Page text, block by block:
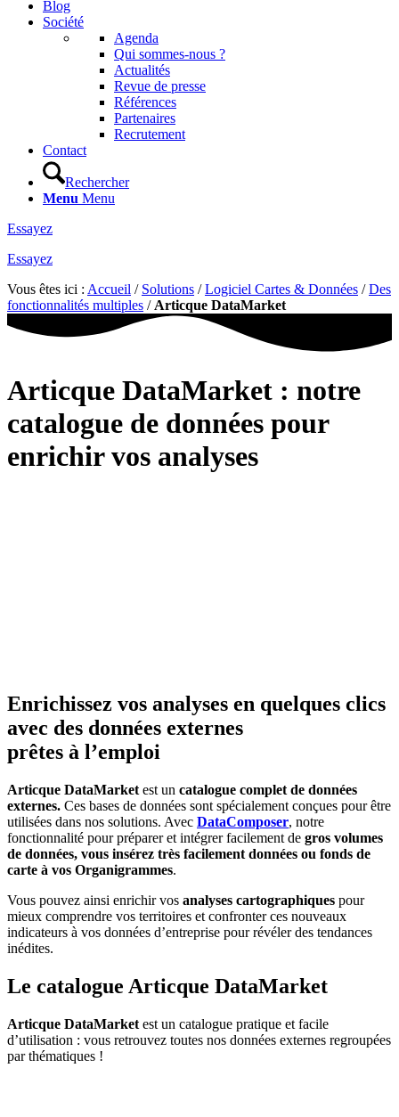
Blog
Société
Agenda
Qui sommes-nous ?
Actualités
Revue de presse
Références
Partenaires
Recrutement
Contact
Rechercher
Menu Menu
Essayez
Essayez
Vous êtes ici : Accueil / Solutions /Logiciel Cartes & Données /Des
fonctionnalités multiples / Articque DataMarket
Articque DataMarket : notre
catalogue de données pour
enrichir vos analyses
Enrichissez vos analyses en quelques clics
avec des données externes
prêtes à l’emploi
Articque DataMarket est un catalogue complet de données
externes. Ces bases de données sont spécialement conçues pour être
utilisées dans nos solutions. Avec DataComposer, notre
fonctionnalité pour préparer et intégrer facilement de gros volumes
de données, vous insérez très facilement données ou fonds de
carte à vos Organigrammes.
Vous pouvez ainsi enrichir vos analyses cartographiques pour
mieux comprendre vos territoires et confronter ces nouveaux
indicateurs à vos données d’entreprise pour révéler des tendances
inédites.
Le catalogue Articque DataMarket
Articque DataMarket est un catalogue pratique et facile
d’utilisation : vous retrouvez toutes nos données externes regroupées
par thématiques !